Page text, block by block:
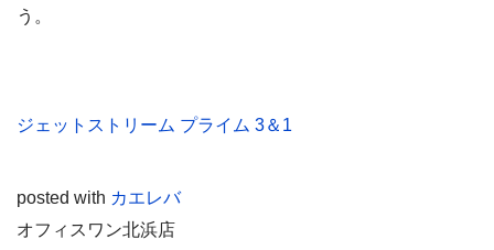
う。
ジェットストリーム プライム 3＆1
posted with カエレバ
オフィスワン北浜店